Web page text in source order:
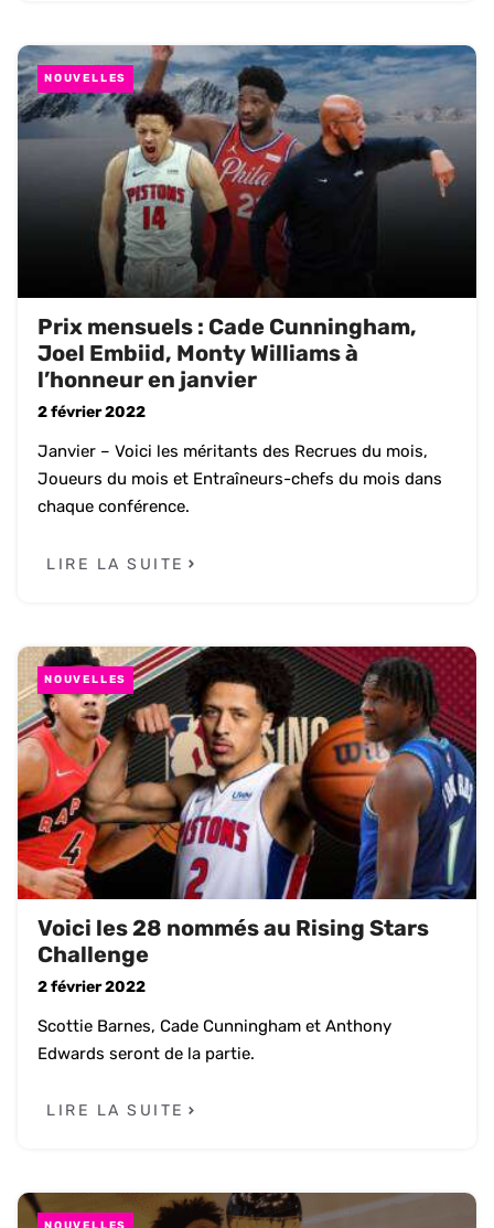
NOUVELLES
Prix mensuels : Cade Cunningham,
Joel Embiid, Monty Williams à
l’honneur en janvier
2 février 2022
Janvier – Voici les méritants des Recrues du mois,
Joueurs du mois et Entraîneurs-chefs du mois dans
chaque conférence.
LIRE LA SUITE
NOUVELLES
Voici les 28 nommés au Rising Stars
Challenge
2 février 2022
Scottie Barnes, Cade Cunningham et Anthony
Edwards seront de la partie.
LIRE LA SUITE